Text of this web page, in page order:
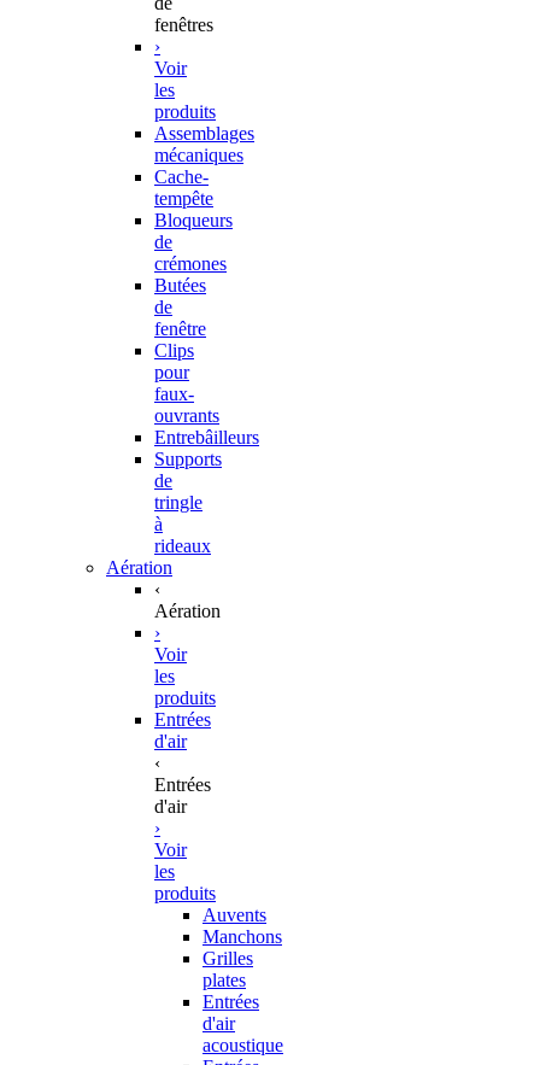
fenêtres
›
Voir
les
produits
Assemblages
mécaniques
Cache-
tempête
Bloqueurs
de
crémones
Butées
de
fenêtre
Clips
pour
faux-
ouvrants
Entrebâilleurs
Supports
de
tringle
à
rideaux
Aération
‹
Aération
›
Voir
les
produits
Entrées
d'air
‹
Entrées
d'air
›
Voir
les
produits
Auvents
Manchons
Grilles
plates
Entrées
d'air
acoustique